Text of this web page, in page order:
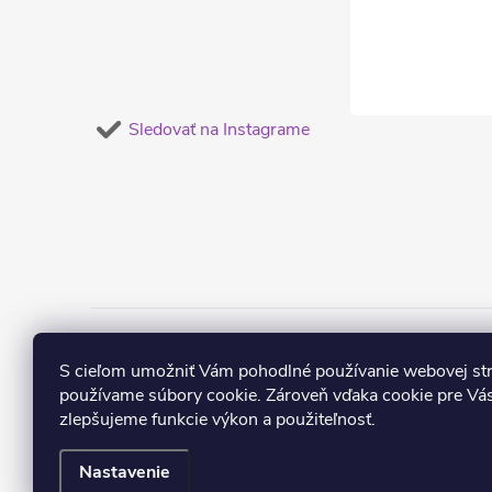
S cieľom umožniť Vám pohodlné používanie webovej
používame súbory cookie. Zároveň vďaka cookie pre
zlepšujeme funkcie výkon a použiteľnosť.
Nastavenie
Sledovať na Instagrame